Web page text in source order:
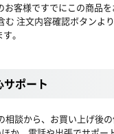
お客様ですでにこの商品
む 注文内容確認ボタンよ
。
ポート
相談から、お買い上げ後